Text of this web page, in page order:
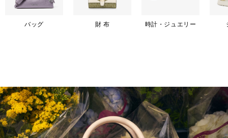
バッグ 財 布 時計・ジュエリー